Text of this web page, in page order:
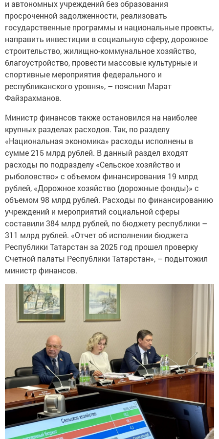
и автономных учреждений без образования
просроченной задолженности, реализовать
государственные программы и национальные проекты,
направить инвестиции в социальную сферу, дорожное
строительство, жилищно-коммунальное хозяйство,
благоустройство, провести массовые культурные и
спортивные мероприятия федерального и
республиканского уровня», – пояснил Марат
Файзрахманов.
Министр финансов также остановился на наиболее
крупных разделах расходов. Так, по разделу
«Национальная экономика» расходы исполнены в
сумме 215 млрд рублей. В данный раздел входят
расходы по подразделу «Сельское хозяйство и
рыболовство» с объемом финансирования 19 млрд
рублей, «Дорожное хозяйство (дорожные фонды)» с
объемом 98 млрд рублей. Расходы по финансированию
учреждений и мероприятий социальной сферы
составили 384 млрд рублей, по бюджету республики –
311 млрд рублей. «Отчет об исполнении бюджета
Республики Татарстан за 2025 год прошел проверку
Счетной палаты Республики Татарстан», – подытожил
министр финансов.